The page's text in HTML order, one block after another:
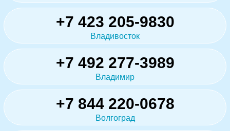
+7 423 205-9830
Владивосток
+7 492 277-3989
Владимир
+7 844 220-0678
Волгоград